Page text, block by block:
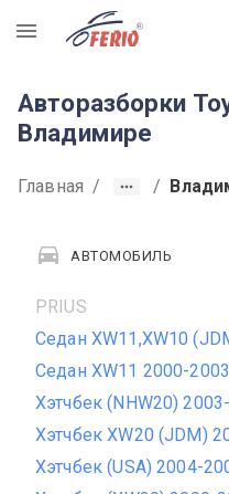
R
Авторазборки
Владимире
Главная / /
АВТОМОБИЛЬ
PRIUS
Седан XW11,XW10
Седан XW11 2000-2003
Хэтчбек (NHW20)
Хэтчбек XW20 (JDM)
Хэтчбек (USA) 2004-